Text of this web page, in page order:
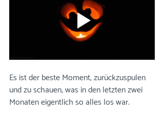
Es ist der beste Moment, zurückzuspulen
und zu schauen, was in den letzten zwei
Monaten eigentlich so alles los war.